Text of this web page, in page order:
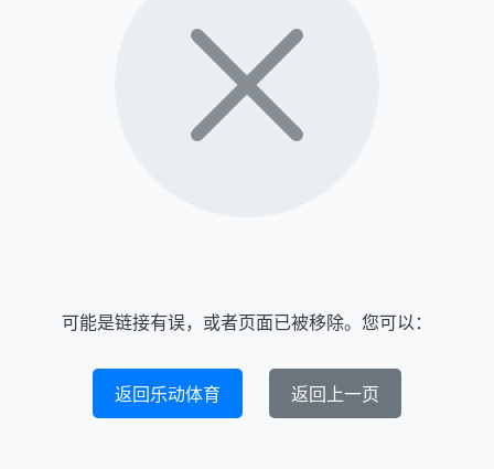
可能是链接有误，或者页面已被移除。您可以：
返回乐动体育 返回上一页